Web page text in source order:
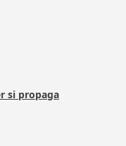
si propaga